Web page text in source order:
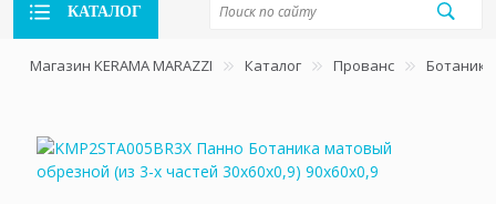
КАТАЛОГ
Магазин KERAMA MARAZZI Каталог Прованс Ботаника